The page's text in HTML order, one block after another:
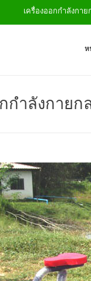
งกายกลางแจ้ง สนามเด็ก
ห
กำลังกาย